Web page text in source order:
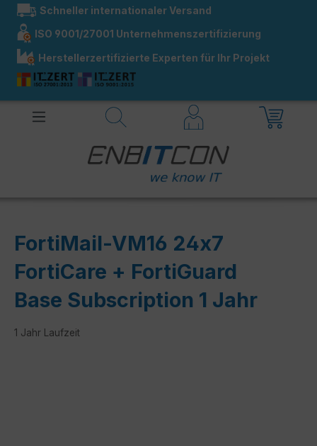
springen
Schneller internationaler Versand
ISO 9001/27001 Unternehmenszertifizierung
Herstellerzertifizierte Experten für Ihr Projekt
FortiMail-VM16 24x7
FortiCare + FortiGuard
Base Subscription 1 Jahr
1 Jahr Laufzeit